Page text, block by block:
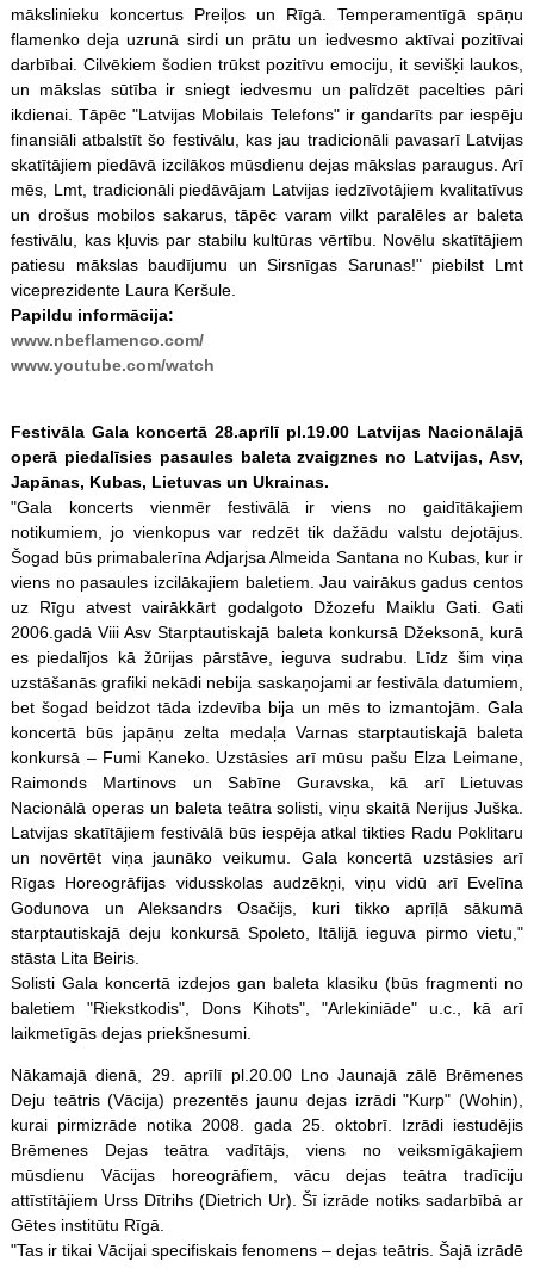
mākslinieku koncertus Preiļos un Rīgā. Temperamentīgā spāņu
flamenko deja uzrunā sirdi un prātu un iedvesmo aktīvai pozitīvai
darbībai. Cilvēkiem šodien trūkst pozitīvu emociju, it sevišķi laukos,
un mākslas sūtība ir sniegt iedvesmu un palīdzēt pacelties pāri
ikdienai. Tāpēc "Latvijas Mobilais Telefons" ir gandarīts par iespēju
finansiāli atbalstīt šo festivālu, kas jau tradicionāli pavasarī Latvijas
skatītājiem piedāvā izcilākos mūsdienu dejas mākslas paraugus. Arī
mēs, Lmt, tradicionāli piedāvājam Latvijas iedzīvotājiem kvalitatīvus
un drošus mobilos sakarus, tāpēc varam vilkt paralēles ar baleta
festivālu, kas kļuvis par stabilu kultūras vērtību. Novēlu skatītājiem
patiesu mākslas baudījumu un Sirsnīgas Sarunas!" piebilst Lmt
viceprezidente Laura Keršule.
Papildu informācija:
www.nbeflamenco.com/
www.youtube.com/watch
Festivāla Gala koncertā 28.aprīlī pl.19.00 Latvijas Nacionālajā
operā piedalīsies pasaules baleta zvaigznes no Latvijas, Asv,
Japānas, Kubas, Lietuvas un Ukrainas.
"Gala koncerts vienmēr festivālā ir viens no gaidītākajiem
notikumiem, jo vienkopus var redzēt tik dažādu valstu dejotājus.
Šogad būs primabalerīna Adjarjsa Almeida Santana no Kubas, kur ir
viens no pasaules izcilākajiem baletiem. Jau vairākus gadus centos
uz Rīgu atvest vairākkārt godalgoto Džozefu Maiklu Gati. Gati
2006.gadā Viii Asv Starptautiskajā baleta konkursā Džeksonā, kurā
es piedalījos kā žūrijas pārstāve, ieguva sudrabu. Līdz šim viņa
uzstāšanās grafiki nekādi nebija saskaņojami ar festivāla datumiem,
bet šogad beidzot tāda izdevība bija un mēs to izmantojām. Gala
koncertā būs japāņu zelta medaļa Varnas starptautiskajā baleta
konkursā – Fumi Kaneko. Uzstāsies arī mūsu pašu Elza Leimane,
Raimonds Martinovs un Sabīne Guravska, kā arī Lietuvas
Nacionālā operas un baleta teātra solisti, viņu skaitā Nerijus Juška.
Latvijas skatītājiem festivālā būs iespēja atkal tikties Radu Poklitaru
un novērtēt viņa jaunāko veikumu. Gala koncertā uzstāsies arī
Rīgas Horeogrāfijas vidusskolas audzēkņi, viņu vidū arī Evelīna
Godunova un Aleksandrs Osačijs, kuri tikko aprīļā sākumā
starptautiskajā deju konkursā Spoleto, Itālijā ieguva pirmo vietu,"
stāsta Lita Beiris.
Solisti Gala koncertā izdejos gan baleta klasiku (būs fragmenti no
baletiem "Riekstkodis", Dons Kihots", "Arlekiniāde" u.c., kā arī
laikmetīgās dejas priekšnesumi.
Nākamajā dienā, 29. aprīlī pl.20.00 Lno Jaunajā zālē Brēmenes
Deju teātris (Vācija) prezentēs jaunu dejas izrādi "Kurp" (Wohin),
kurai pirmizrāde notika 2008. gada 25. oktobrī. Izrādi iestudējis
Brēmenes Dejas teātra vadītājs, viens no veiksmīgākajiem
mūsdienu Vācijas horeogrāfiem, vācu dejas teātra tradīciju
attīstītājiem Urss Dītrihs (Dietrich Ur). Šī izrāde notiks sadarbībā ar
Gētes institūtu Rīgā.
"Tas ir tikai Vācijai specifiskais fenomens – dejas teātris. Šajā izrādē